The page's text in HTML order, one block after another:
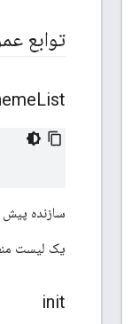
توابع
List
سازنده
یک لیست
init